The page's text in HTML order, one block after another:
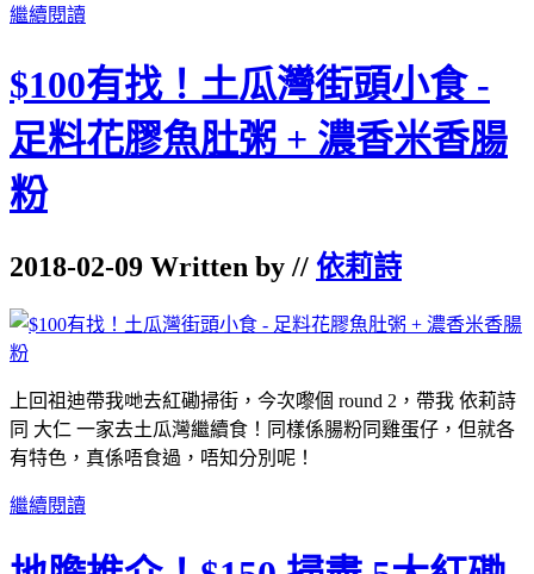
繼續閱讀
$100有找！土瓜灣街頭小食 -
足料花膠魚肚粥 + 濃香米香腸
粉
2018-02-09 Written by // 依莉詩
上回祖迪帶我哋去紅磡掃街，今次嚟個 round 2，帶我 依莉詩
同 大仁 一家去土瓜灣繼續食！同樣係腸粉同雞蛋仔，但就各
有特色，真係唔食過，唔知分別呢！
繼續閱讀